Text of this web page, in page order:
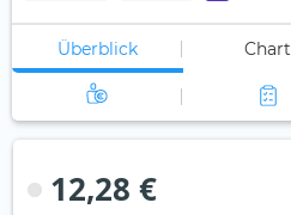
Überblick Chart
12,28 €